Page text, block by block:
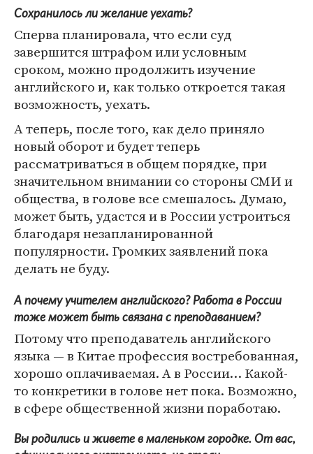
Сохранилось ли желание уехать?
Сперва планировала, что если суд
завершится штрафом или условным
сроком, можно продолжить изучение
английского и, как только откроется такая
возможность, уехать.
А теперь, после того, как дело приняло
новый оборот и будет теперь
рассматриваться в общем порядке, при
значительном внимании со стороны СМИ и
общества, в голове все смешалось. Думаю,
может быть, удастся и в России устроиться
благодаря незапланированной
популярности. Громких заявлений пока
делать не буду.
А почему учителем английского? Работа в России
тоже может быть связана с преподаванием?
Потому что преподаватель английского
языка — в Китае профессия востребованная,
хорошо оплачиваемая. А в России… Какой-
то конкретики в голове нет пока. Возможно,
в сфере общественной жизни поработаю.
Вы родились и живете в маленьком городке. От вас,